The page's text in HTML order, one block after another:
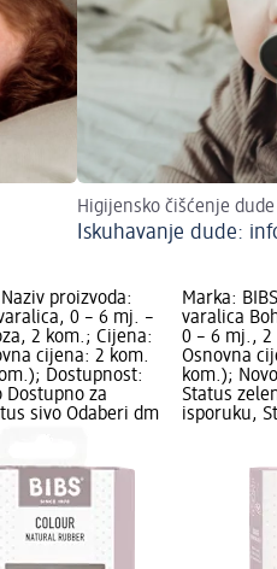
Higijensko čišćenje dude
Iskuhavanje dude:
proizvoda:
0 – 6 mj. –
2 kom.; Cijena:
cijena: 2 kom.
Dostupnost:
Dostupno za
sivo Odaberi dm
Marka:
varalica
0 – 6 mj., 2
Osnovna
kom.);
Status
isporuku,